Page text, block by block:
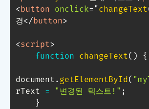
<button onclick= " changeText
경</button>
<script>
function changeText( ) {
document . getElementById(
rText = "변경된 텍스트!" ;
}